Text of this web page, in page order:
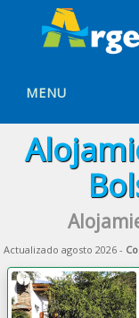
MENU
Actualizado agosto 2026 -